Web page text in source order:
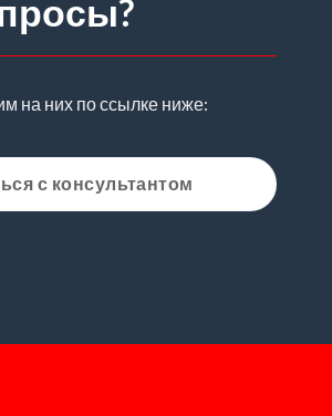
на них по ссылке ниже:
с консультантом